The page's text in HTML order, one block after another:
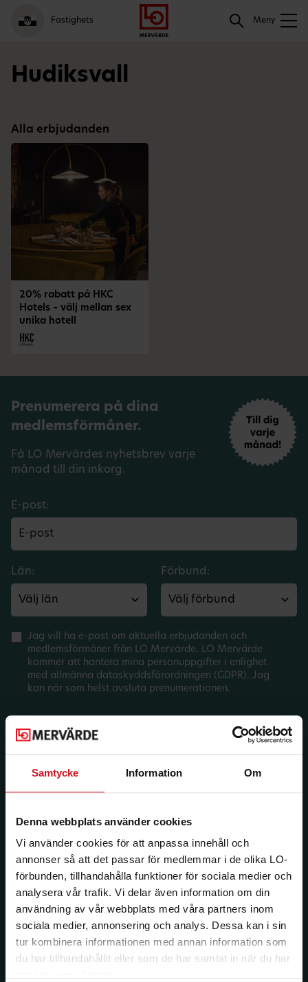
Samtycke Information Om
Denna webbplats använder cookies
Vi använder cookies för att anpassa innehåll och
annonser så att det passar för medlemmar i de olika LO-
förbunden, tillhandahålla funktioner för sociala medier och
analysera vår trafik. Vi delar även information om din
användning av vår webbplats med våra partners inom
sociala medier, annonsering och analys. Dessa kan i sin
tur kombinera informationen med annan information som
du har tillhandahållit eller som de har samlat in när du har
Gå
till
meny
Logga
in
Hoppa
till
innehåll
Fastighets Meny
Sök
Hudiksvall
Alla erbjudanden
20% rabatt på HKC
Hotels – välj mellan sex
unika hotell
Prenumerera på dina
medlemsförmåner.
Få LO Mervärdes nyhetsbrev varje
månad till din inkorg.
E-post:
Län: Förbund:
Jag vill ha e-post om aktuella erbjudanden och
medlemsförmåner från LO Mervärde. LO Mervärde
kommer att hantera mina personuppgifter i enlighet
med allmänna dataskyddsförordningen (GDPR). Jag
kan när som helst avsluta prenumerationen.